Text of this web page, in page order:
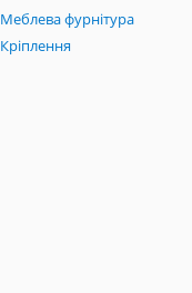
Меблева фурнітура
Кріплення